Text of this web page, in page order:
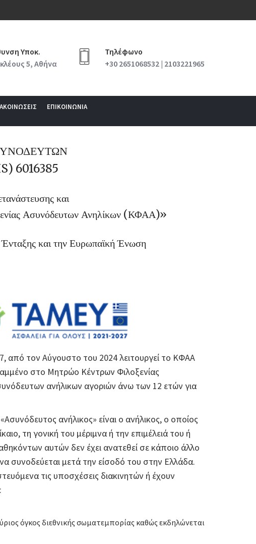
Υποκ.
5, Αθήνα
Τηλέφωνο
+30 2651068532 | 2103221965
ΕΠΙΚΟΙΝΩΝΙΑ
6016385
και
Ασυνόδευτων Ανηλίκων (ΚΦΑΑ)»
και την Ευρωπαϊκή Ένωση
από τον Αύγουστο του 2024 λειτουργεί το ΚΦΑΑ
στο Μητρώο Κέντρων Φιλοξενίας
ανήλικων αγοριών άνω των 12 ετών για
ανήλικος» είναι ο ανήλικος, ο οποίος
τη γονική του μέριμνα ή την επιμέλειά του ή
αυτών δεν έχει ανατεθεί σε κάποιο άλλο
συνοδεύεται μετά την είσοδό του στην Ελλάδα.
τις υποσχέσεις διακινητών ή έχουν
όγκος διεθνικής σωματεμπορίας καθώς εκδηλώνεται